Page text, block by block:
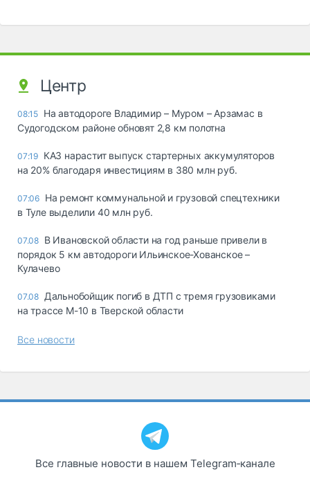
Центр
08:15 На автодороге Владимир – Муром – Арзамас в
Судогодском районе обновят 2,8 км полотна
07:19 КАЗ нарастит выпуск стартерных аккумуляторов
на 20% благодаря инвестициям в 380 млн руб.
07:06 На ремонт коммунальной и грузовой спецтехники
в Туле выделили 40 млн руб.
07.08 В Ивановской области на год раньше привели в
порядок 5 км автодороги Ильинское-Хованское –
Кулачево
07.08 Дальнобойщик погиб в ДТП с тремя грузовиками
на трассе М-10 в Тверской области
Все новости
Все главные новости в нашем Telegram‑канале